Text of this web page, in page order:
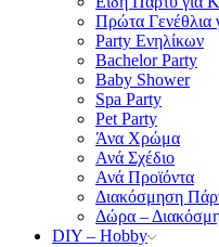
Πρώτα Γενέθλια
Party Ενηλίκων
Bachelor Party
Baby Shower
Spa Party
Pet Party
Άνα Χρώμα
Ανά Σχέδιο
Ανά Προϊόντα
Διακόσμηση
Δώρα –
DIY – Hobby